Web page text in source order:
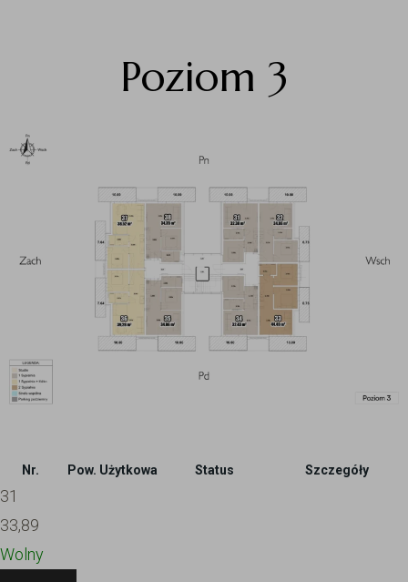
Poziom 3
Nr. Pow. Użytkowa Status Szczegóły
31
33,89
Wolny